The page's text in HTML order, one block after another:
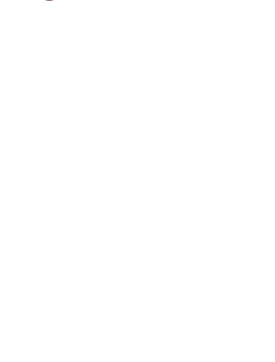
香港港安医院举办慈善港安“
的慈善素食烹饪班，宣传素食
食。 入厨30多年的大厨张师傅
均经由注册营养师黄志荣设计